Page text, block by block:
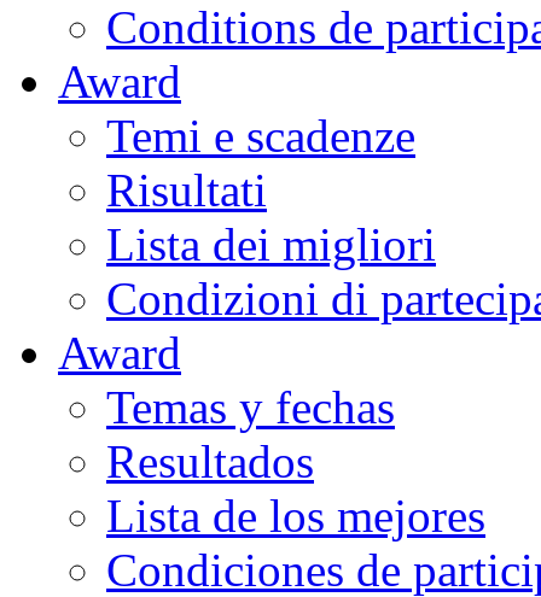
Conditions de
Award
Temi e scadenze
Risultati
Lista dei migliori
Condizioni di
Award
Temas y fechas
Resultados
Lista de los mejores
Condiciones de